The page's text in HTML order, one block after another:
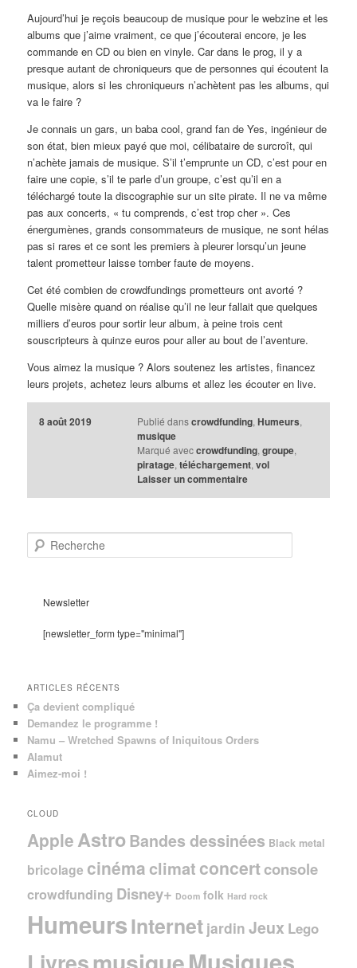
Aujourd’hui je reçois beaucoup de musique pour le webzine et les
albums que j’aime vraiment, ce que j’écouterai encore, je les
commande en CD ou bien en vinyle. Car dans le prog, il y a
presque autant de chroniqueurs que de personnes qui écoutent la
musique, alors si les chroniqueurs n’achètent pas les albums, qui
va le faire ?
Je connais un gars, un baba cool, grand fan de Yes, ingénieur de
son état, bien mieux payé que moi, célibataire de surcroît, qui
n’achète jamais de musique. S’il t’emprunte un CD, c’est pour en
faire une copie, s’il te parle d’un groupe, c’est qu’il en a
téléchargé toute la discographie sur un site pirate. Il ne va même
pas aux concerts, « tu comprends, c’est trop cher ». Ces
énergumènes, grands consommateurs de musique, ne sont hélas
pas si rares et ce sont les premiers à pleurer lorsqu’un jeune
talent prometteur laisse tomber faute de moyens.
Cet été combien de crowdfundings prometteurs ont avorté ?
Quelle misère quand on réalise qu’il ne leur fallait que quelques
milliers d’euros pour sortir leur album, à peine trois cent
souscripteurs à quinze euros pour aller au bout de l’aventure.
Vous aimez la musique ? Alors soutenez les artistes, financez
leurs projets, achetez leurs albums et allez les écouter en live.
8 août 2019 Publié dans crowdfunding,Humeurs,
musique
Marqué avec crowdfunding,groupe,
piratage,téléchargement,vol
Laisser un commentaire
e
Newsletter
[newsletter_form type="minimal"]
ARTICLES RÉCENTS
Ça devient compliqué
Demandez le programme !
Namu – Wretched Spawns of Iniquitous Orders
Alamut
Aimez-moi !
CLOUD
Apple AstroBandes dessinées Black metal
bricolage cinéma climat concertconsole
crowdfunding Disney+ Doom folk Hard rock
HumeursInternet jardin Jeux Lego
Musiques